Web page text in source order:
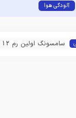
آلودگی هوا